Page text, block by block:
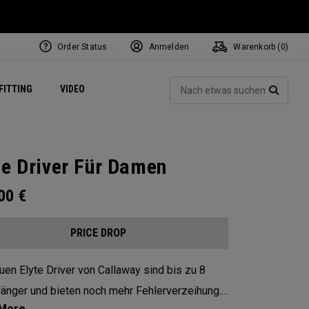
VIDEO Exclusive Mavrik Complete Sets
Exklusiv - Golfbälle
Women's Golf Balls
Exklusiv - Zubehör
Regional Performance Centers
Order Status Anmelden Warenkorb ( 0)
Driver Für Damen
€
PRICE DROP
Elyte Driver von Callaway sind bis zu 8
und bieten noch mehr Fehlerverzeihung.*